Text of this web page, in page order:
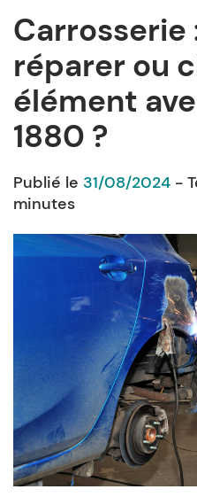
Carrosserie
réparer ou
élément
1880 ?
Publié le 31/08/2024 -
minutes